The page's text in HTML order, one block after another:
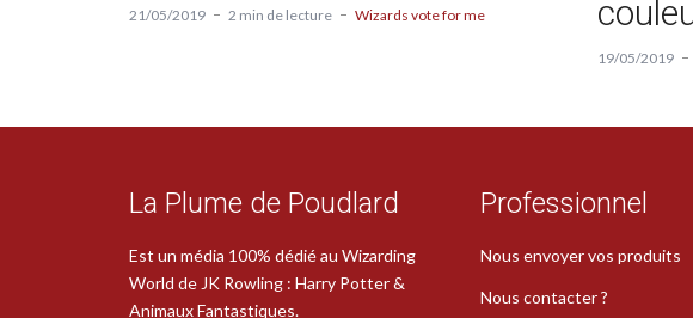
21/05/2019 2 min de lecture Wizards vote for me
19/05/2019
La Plume de Poudlard
Est un média 100% dédié au Wizarding
World de JK Rowling : Harry Potter &
Animaux Fantastiques.
Professionnel
Nous envoyer vos produits
Nous contacter ?